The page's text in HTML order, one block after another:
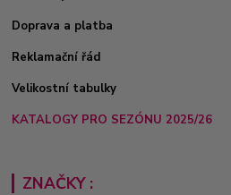
Doprava a platba
Reklamační řád
Velikostní tabulky
KATALOGY PRO SEZÓNU 2025/26
ZNAČKY :